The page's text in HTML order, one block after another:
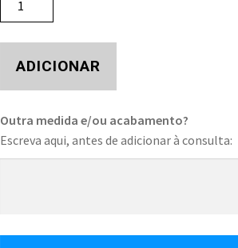
ADICIONAR
Outra medida e/ou acabamento?
Escreva aqui, antes de adicionar à consulta: